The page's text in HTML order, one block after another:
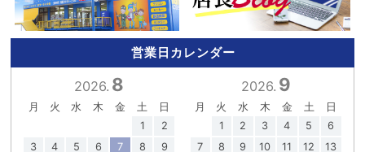
営業日カレンダー
2026. 8
月 火 水 木 金 土
日
1
2
3
4 5 6 7 8
9
2026. 9
月 火 水 木 金 土
日
1
2 3 4 5
6
7
8 9 10 11 12
13